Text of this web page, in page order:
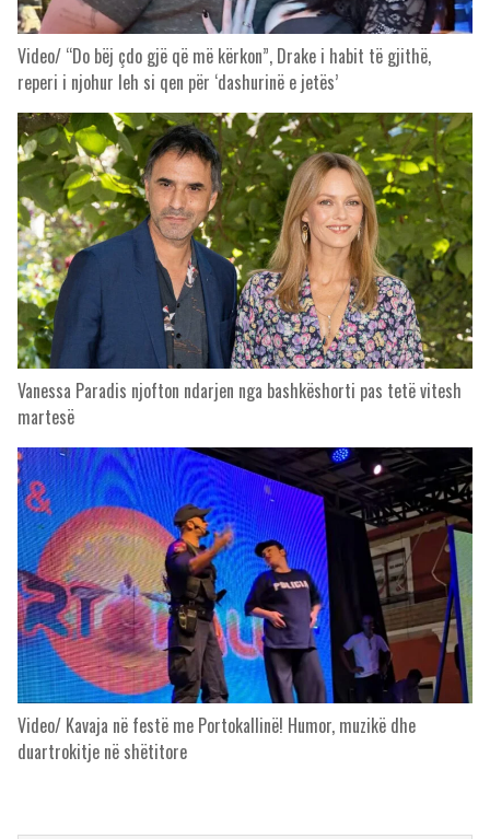
Video/ “Do bëj çdo gjë që më kërkon”, Drake i habit të gjithë,
reperi i njohur leh si qen për ‘dashurinë e jetës’
Vanessa Paradis njofton ndarjen nga bashkëshorti pas tetë vitesh
martesë
Video/ Kavaja në festë me Portokallinë! Humor, muzikë dhe
duartrokitje në shëtitore